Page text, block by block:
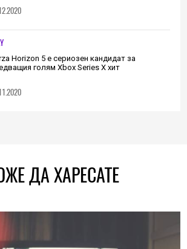
Horizon 5 е сериозен кандидат за
голям Xbox Series X хит
ДА ХАРЕСАТЕ